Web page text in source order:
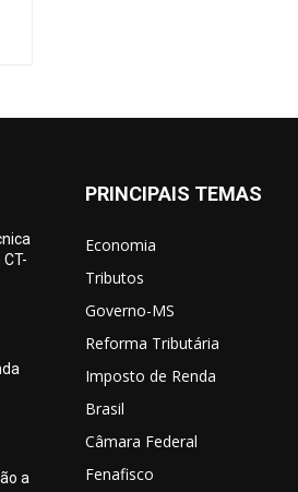
a
PRINCIPAIS TEMAS
Economia
Tributos
Governo-MS
Reforma Tributária
Imposto de Renda
Brasil
Câmara Federal
Fenafisco